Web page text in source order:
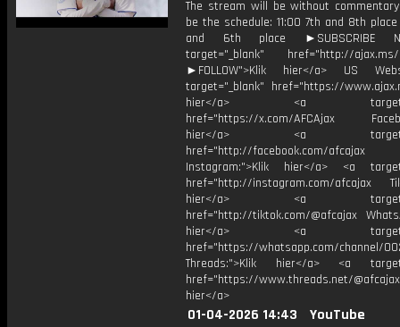
The stream will be without
be the schedule: 11:00 7th and 8th
and 6th place ►SUBSCRIBE
target="_blank" href="http://ajax.ms/
►FOLLOW">Klik hier</a> US
target="_blank" href="https://
hier</a> <a
href="https://x.com/AFCAjax
hier</a> <a
href="http://facebook.com/afcajax
Instagram:">Klik hier</a> <a
href="http://instagram.com/afcajax
hier</a> <a
href="http://tiktok.com/@afcajax
hier</a> <a
href="https://whatsapp.com/channel/
Threads:">Klik hier</a> <a
href="https://www.threads.net/
hier</a>
01-04-2026 14:43
YouTube